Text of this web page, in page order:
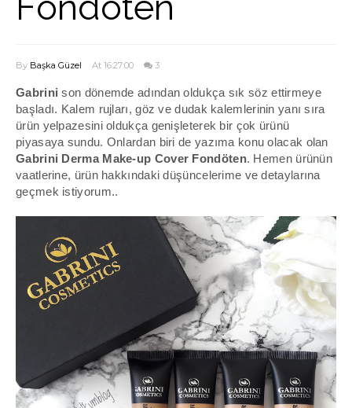
By Başka Güzel At 16:27:00 3
Gabrinison dönemde adından oldukça sık söz ettirmeye
başladı. Kalem rujları, göz ve dudak kalemlerinin yanı sıra
ürün yelpazesini oldukça genişleterek bir çok ürünü
piyasaya sundu. Onlardan biri de yazıma konu olacak olan
Gabrini Derma Make-up Cover Fondöten. Hemen ürünün
vaatlerine, ürün hakkındaki düşüncelerime ve detaylarına
geçmek istiyorum..